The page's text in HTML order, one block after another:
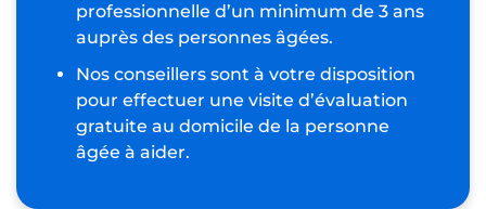
professionnelle d’un minimum de 3 ans
auprès des personnes âgées.
Nos conseillers sont à votre disposition
pour effectuer une visite d’évaluation
gratuite au domicile de la personne
âgée à aider.